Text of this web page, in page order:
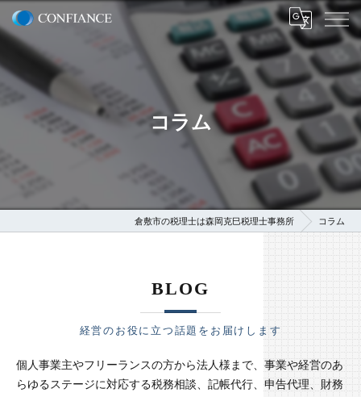
コラム
倉敷市の税理士は森岡克巳税理士事務所 コラム
BLOG
経営のお役に立つ話題をお届けします
個人事業主やフリーランスの方から法人様まで、事業や経営のあ
らゆるステージに対応する税務相談、記帳代行、申告代理、財務